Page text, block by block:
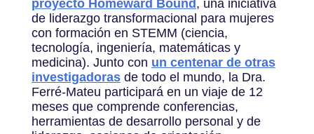
proyecto Homeward Bound, una iniciativa
de liderazgo transformacional para mujeres
con formación en STEMM (ciencia,
tecnología, ingeniería, matemáticas y
medicina). Junto con un centenar de otras
investigadorasde todo el mundo, la Dra.
Ferré-Mateu participará en un viaje de 12
meses que comprende conferencias,
herramientas de desarrollo personal y de